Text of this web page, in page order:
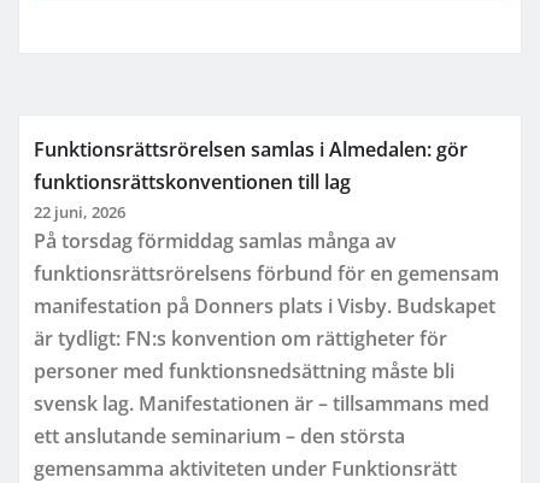
Funktionsrättsrörelsen samlas i Almedalen: gör
funktionsrättskonventionen till lag
22 juni, 2026
På torsdag förmiddag samlas många av
funktionsrättsrörelsens förbund för en gemensam
manifestation på Donners plats i Visby. Budskapet
är tydligt: FN:s konvention om rättigheter för
personer med funktionsnedsättning måste bli
svensk lag. Manifestationen är – tillsammans med
ett anslutande seminarium – den största
gemensamma aktiviteten under Funktionsrätt